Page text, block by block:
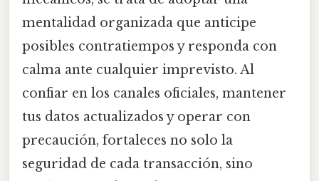
mentalidad organizada que anticipe
posibles contratiempos y responda con
calma ante cualquier imprevisto. Al
confiar en los canales oficiales, mantener
tus datos actualizados y operar con
precaución, fortaleces no solo la
seguridad de cada transacción, sino